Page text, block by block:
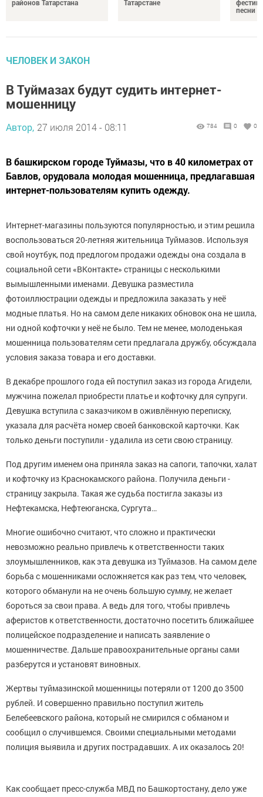
районов Татарстана Татарстане
песни
ЧЕЛОВЕК И ЗАКОН
В Туймазах будут судить интернет-
мошенницу
Автор, 27 июля 2014 - 08:11 784 0 0
В башкирском городе Туймазы, что в 40 километрах от
Бавлов, орудовала молодая мошенница, предлагавшая
интернет-пользователям купить одежду.
Интернет-магазины пользуются популярностью, и этим решила
воспользоваться 20-летняя жительница Туймазов. Используя
свой ноутбук, под предлогом продажи одежды она создала в
социальной сети «ВКонтакте» страницы с несколькими
вымышленными именами. Девушка разместила
фотоиллюстрации одежды и предложила заказать у неё
модные платья. Но на самом деле никаких обновок она не шила,
ни одной кофточки у неё не было. Тем не менее, молоденькая
мошенница пользователям сети предлагала дружбу, обсуждала
условия заказа товара и его доставки.
В декабре прошлого года ей поступил заказ из города Агидели,
мужчина пожелал приобрести платье и кофточку для супруги.
Девушка вступила с заказчиком в оживлённую переписку,
указала для расчёта номер своей банковской карточки. Как
только деньги поступили - удалила из сети свою страницу.
Под другим именем она приняла заказ на сапоги, тапочки, халат
и кофточку из Краснокамского района. Получила деньги -
страницу закрыла. Такая же судьба постигла заказы из
Нефтекамска, Нефтеюганска, Сургута…
Многие ошибочно считают, что сложно и практически
невозможно реально привлечь к ответственности таких
злоумышленников, как эта девушка из Туймазов. На самом деле
борьба с мошенниками осложняется как раз тем, что человек,
которого обманули на не очень большую сумму, не желает
бороться за свои права. А ведь для того, чтобы привлечь
аферистов к ответственности, достаточно посетить ближайшее
полицейское подразделение и написать заявление о
мошенничестве. Дальше правоохранительные органы сами
разберутся и установят виновных.
Жертвы туймазинской мошенницы потеряли от 1200 до 3500
рублей. И совершенно правильно поступил житель
Белебеевского района, который не смирился с обманом и
сообщил о случившемся. Своими специальными методами
полиция выявила и других пострадавших. А их оказалось 20!
Как сообщает пресс-служба МВД по Башкортостану, дело уже